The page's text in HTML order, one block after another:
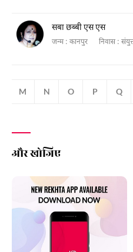
सबा छब्बी एस एस
जन्म : कानपुर निवास :
M N O P Q
और खोजिए